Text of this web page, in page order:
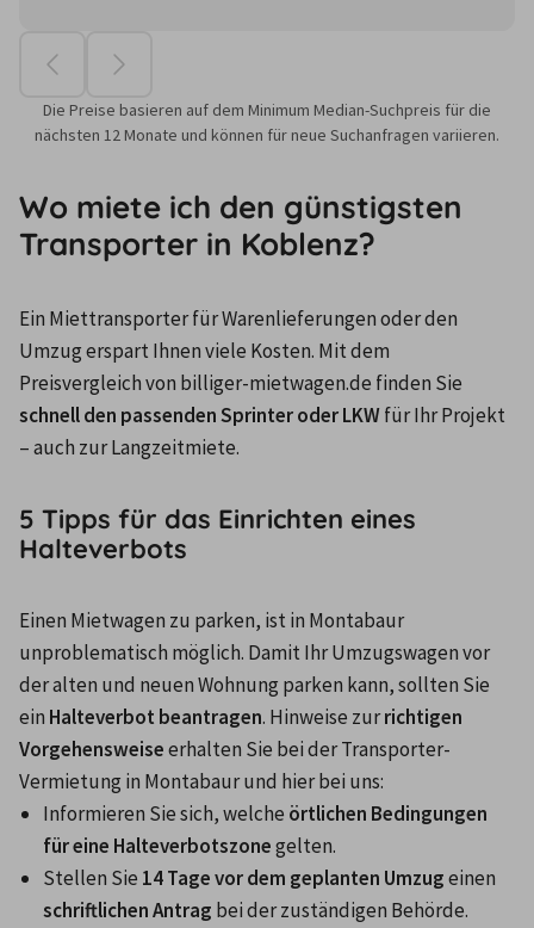
Die Preise basieren auf dem Minimum Median-Suchpreis für die
nächsten 12 Monate und können für neue Suchanfragen variieren.
Wo miete ich den günstigsten
Transporter in Koblenz?
Ein Miettransporter für Warenlieferungen oder den
Umzug erspart Ihnen viele Kosten. Mit dem
schnell den passenden Sprinter oder LKW für Ihr Projekt
– auch zur Langzeitmiete.
5 Tipps für das Einrichten eines
Halteverbots
Einen Mietwagen zu parken, ist in Montabaur
unproblematisch möglich. Damit Ihr Umzugswagen vor
der alten und neuen Wohnung parken kann, sollten Sie
ein Halteverbot beantragen. Hinweise zur richtigen
Vorgehensweise erhalten Sie bei der Transporter-
Vermietung in Montabaur und hier bei uns:
Informieren Sie sich, welche örtlichen Bedingungen
für eine Halteverbotszone gelten.
Stellen Sie 14 Tage vor dem geplanten Umzug
schriftlichen Antrag bei der zuständigen Behörde.